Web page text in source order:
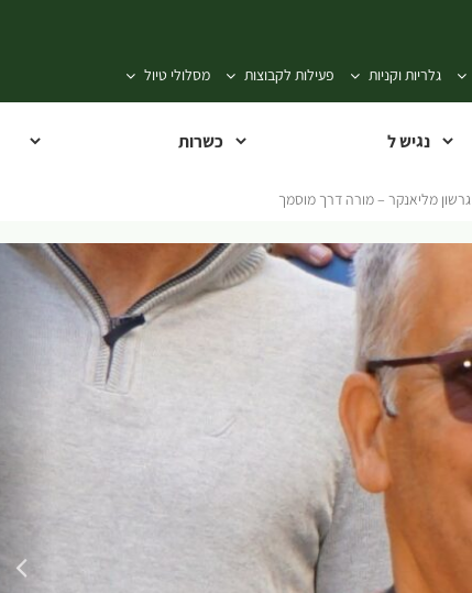
גלריות וקניות פעילות לקבוצות מסלולי טיול
גרשון מליאנקר – מורה דרך מוסמך